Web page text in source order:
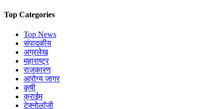
Top Categories
Top News
संपादकीय
अग्रलेख
महाराष्ट्र
राजकारण
आरोग्य जागर
कृषी
क्राईम
टेक्नोलॉजी